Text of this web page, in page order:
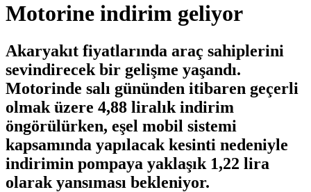
Motorine indirim geliyor
Akaryakıt fiyatlarında araç sahiplerini
sevindirecek bir gelişme yaşandı.
Motorinde salı gününden itibaren geçerli
olmak üzere 4,88 liralık indirim
öngörülürken, eşel mobil sistemi
kapsamında yapılacak kesinti nedeniyle
indirimin pompaya yaklaşık 1,22 lira
olarak yansıması bekleniyor.